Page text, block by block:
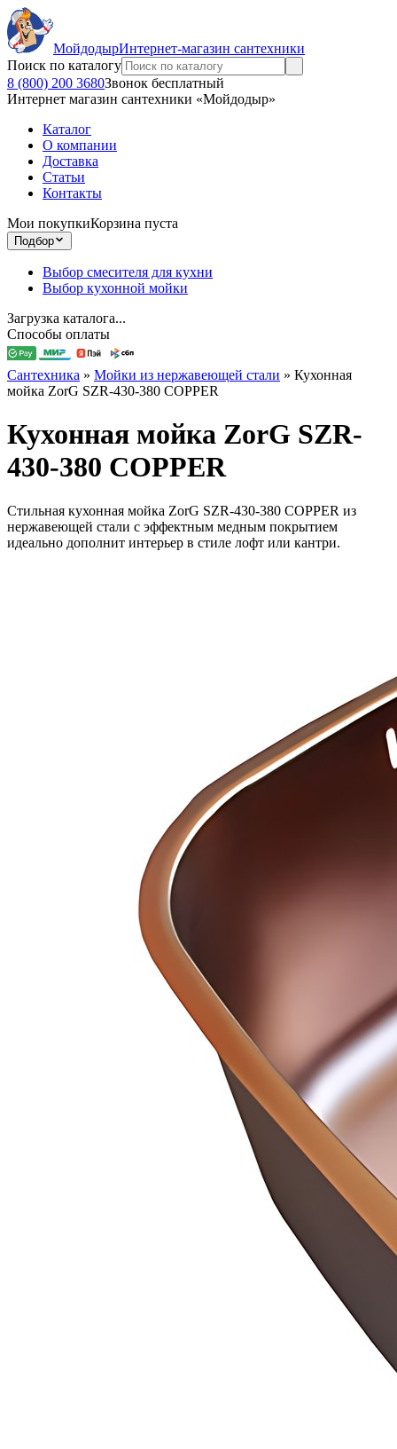
МойдодырИнтернет-магазин сантехники
Поиск по каталогу
8 (800) 200 3680Звонок бесплатный
Интернет магазин сантехники «Мойдодыр»
Каталог
О компании
Доставка
Статьи
Контакты
Мои покупкиКорзина пуста
Подбор
Выбор смесителя для кухни
Выбор кухонной мойки
Загрузка каталога...
Способы оплаты
Сантехника » Мойки из нержавеющей стали » Кухонная
мойка ZorG SZR-430-380 COPPER
Кухонная мойка ZorG SZR-
430-380 COPPER
Стильная кухонная мойка ZorG SZR-430-380 COPPER из
нержавеющей стали с эффектным медным покрытием
идеально дополнит интерьер в стиле лофт или кантри.